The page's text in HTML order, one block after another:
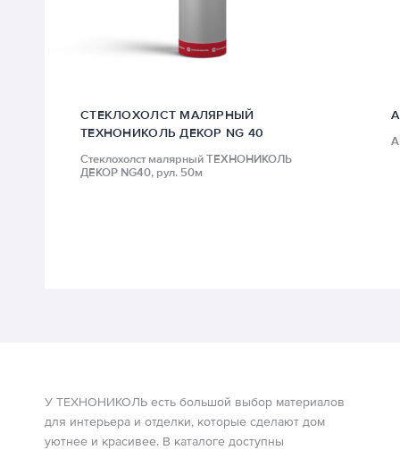
СТЕКЛОХОЛСТ МАЛЯРНЫЙ
ТЕХНОНИКОЛЬ ДЕКОР NG 40
Стеклохолст малярный ТЕХНОНИКОЛЬ
ДЕКОР NG40, рул. 50м
У ТЕХНОНИКОЛЬ есть большой выбор материалов
для интерьера и отделки, которые сделают дом
уютнее и красивее. В каталоге доступны